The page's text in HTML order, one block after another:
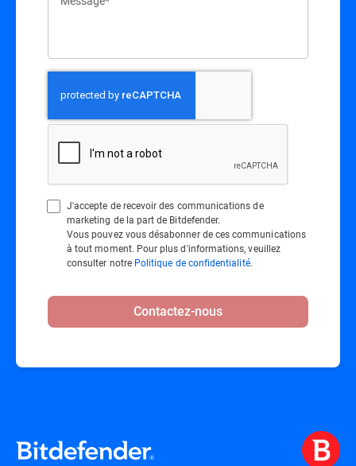
J'accepte de recevoir des communications de
marketing de la part de Bitdefender.
Vous pouvez vous désabonner de ces communications
à tout moment. Pour plus d'informations, veuillez
consulter notre Politique de confidentialité.
Contactez-nous